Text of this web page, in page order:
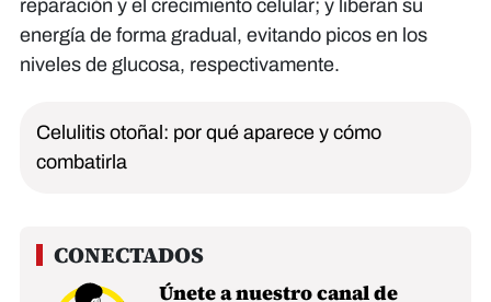
reparación y el crecimiento celular; y liberan su
energía de forma gradual, evitando picos en los
niveles de glucosa, respectivamente.
Celulitis otoñal: por qué aparece y cómo
combatirla
Únete a nuestro canal de